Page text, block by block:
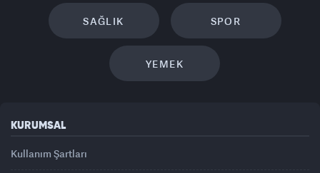
SAĞLIK SPOR
YEMEK
KURUMSAL
Kullanım Şartları